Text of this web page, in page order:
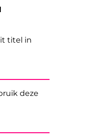
titel in
deze